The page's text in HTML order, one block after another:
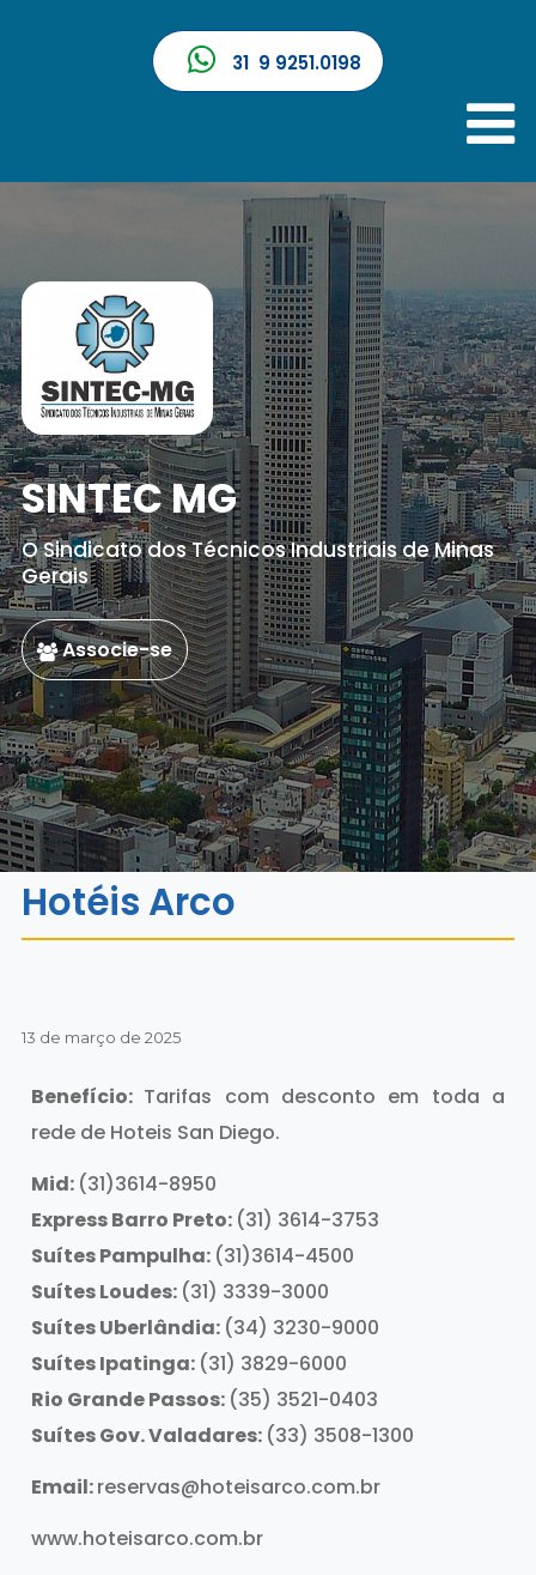
31 9 9251.0198
SINTEC MG
O Sindicato dos Técnicos Industriais de Minas
Gerais
Associe-se
Hotéis Arco
13 de março de 2025
Benefício: Tarifas com desconto em toda a
rede de Hoteis San Diego.
Mid: (31)3614-8950
Express Barro Preto: (31) 3614-3753
Suítes Pampulha: (31)3614-4500
Suítes Loudes: (31) 3339-3000
Suítes Uberlândia: (34) 3230-9000
Suítes Ipatinga: (31) 3829-6000
Rio Grande Passos: (35) 3521-0403
Suítes Gov. Valadares: (33) 3508-1300
Email:reservas@hoteisarco.com.br
www.hoteisarco.com.br